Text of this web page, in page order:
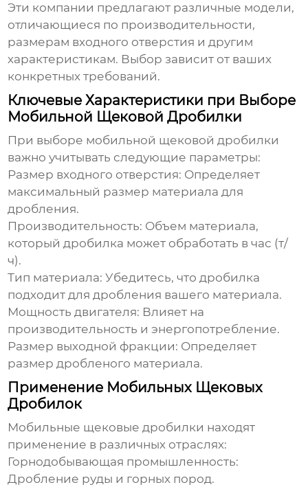
Эти компании предлагают различные модели,
отличающиеся по производительности,
размерам входного отверстия и другим
характеристикам. Выбор зависит от ваших
конкретных требований.
Ключевые Характеристики при Выборе
Мобильной Щековой Дробилки
При выборе мобильной щековой дробилки
важно учитывать следующие параметры:
Размер входного отверстия: Определяет
максимальный размер материала для
дробления.
Производительность: Объем материала,
который дробилка может обработать в час (т/
ч).
Тип материала: Убедитесь, что дробилка
подходит для дробления вашего материала.
Мощность двигателя: Влияет на
производительность и энергопотребление.
Размер выходной фракции: Определяет
размер дробленого материала.
Применение Мобильных Щековых
Дробилок
Мобильные щековые дробилки находят
применение в различных отраслях:
Горнодобывающая промышленность:
Дробление руды и горных пород.